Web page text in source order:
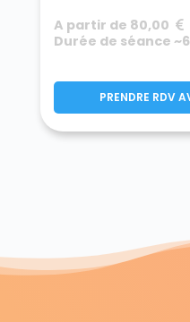
A partir de 80,00
Durée de séance
PRENDRE RDV